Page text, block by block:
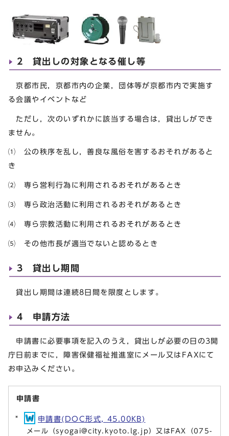
2 貸出しの対象となる催し等
京都市民，京都市内の企業，団体等が京都市内で実施す
る会議やイベントなど
ただし，次のいずれかに該当する場合は，貸出しができ
ません。
⑴ 公の秩序を乱し，善良な風俗を害するおそれがあると
き
⑵ 専ら営利行為に利用されるおそれがあるとき
⑶ 専ら政治活動に利用されるおそれがあるとき
⑷ 専ら宗教活動に利用されるおそれがあるとき
⑸ その他市長が適当でないと認めるとき
3 貸出し期間
貸出し期間は連続8日間を限度とします。
4 申請方法
申請書に必要事項を記入のうえ，貸出しが必要の日の3開
庁日前までに，障害保健福祉推進室にメール又はFAXにて
お申込みください。
申請書
申請書(DOC形式, 45.00KB)
メール（syogai@city.kyoto.lg.jp ）又はFAX（075-